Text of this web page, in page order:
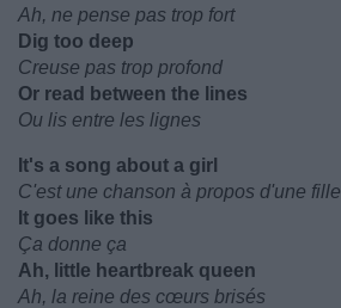
Ah, ne pense pas trop fort
Dig too deep
Creuse pas trop profond
Or read between the lines
Ou lis entre les lignes
It's a song about a girl
C'est une chanson à propos d'une fille
It goes like this
Ça donne ça
Ah, little heartbreak queen
Ah, la reine des cœurs brisés